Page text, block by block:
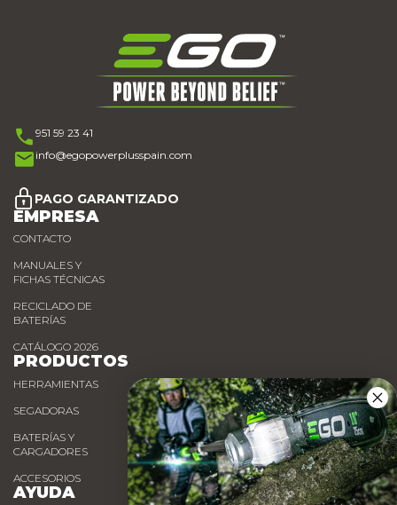
951 59 23 41
info@egopowerplusspain.com
PAGO GARANTIZADO
EMPRESA
CONTACTO
MANUALES Y
FICHAS TÉCNICAS
RECICLADO DE
BATERÍAS
CATÁLOGO 2026
PRODUCTOS
HERRAMIENTAS
SEGADORAS
BATERÍAS Y
CARGADORES
ACCESORIOS
AYUDA